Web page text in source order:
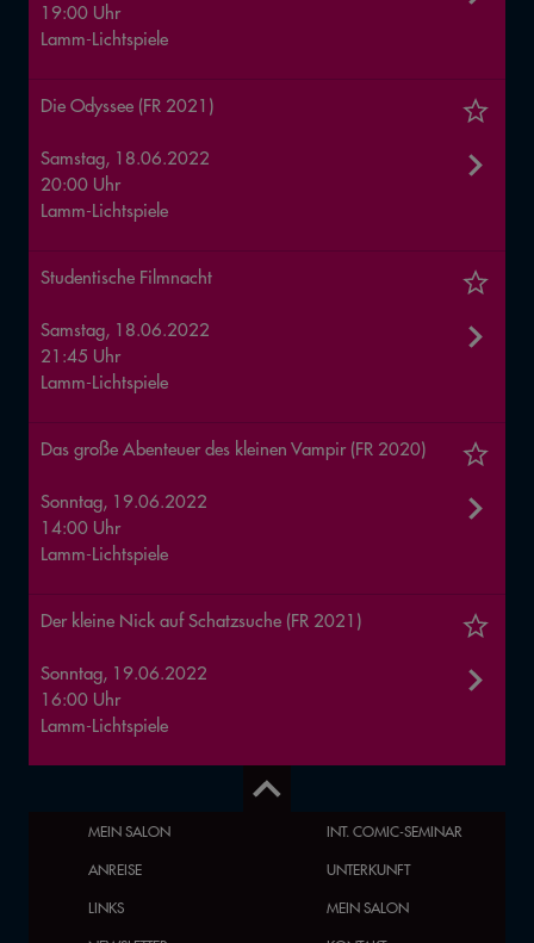
19:00 Uhr
Lamm-Lichtspiele
Die Odyssee (FR 2021)
Samstag, 18.06.2022
20:00 Uhr
Lamm-Lichtspiele
Studentische Filmnacht
Samstag, 18.06.2022
21:45 Uhr
Lamm-Lichtspiele
Das große Abenteuer des kleinen Vampir (FR 2020)
Sonntag, 19.06.2022
14:00 Uhr
Lamm-Lichtspiele
Der kleine Nick auf Schatzsuche (FR 2021)
Sonntag, 19.06.2022
16:00 Uhr
Lamm-Lichtspiele
MEIN SALON
INT. COMIC-SEMINAR
ANREISE
UNTERKUNFT
LINKS
MEIN SALON